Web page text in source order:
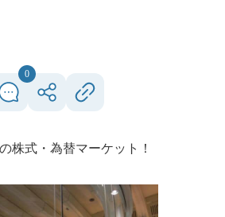
0
株式・為替マーケット！